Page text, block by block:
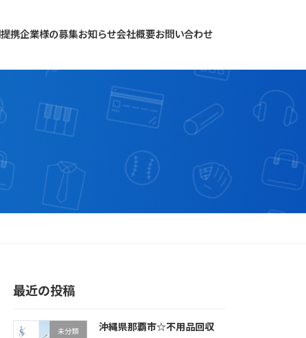
提携企業様の募集お知らせ会社概要お問い合わせ
リ
ン
リ
最近の投稿
未分類 沖縄県那覇市☆不用品回収